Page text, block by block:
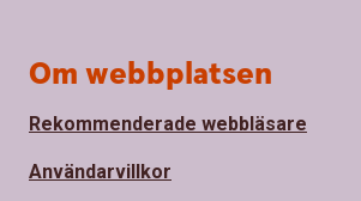
Om webbplatsen
Rekommenderade webbläsare
Användarvillkor